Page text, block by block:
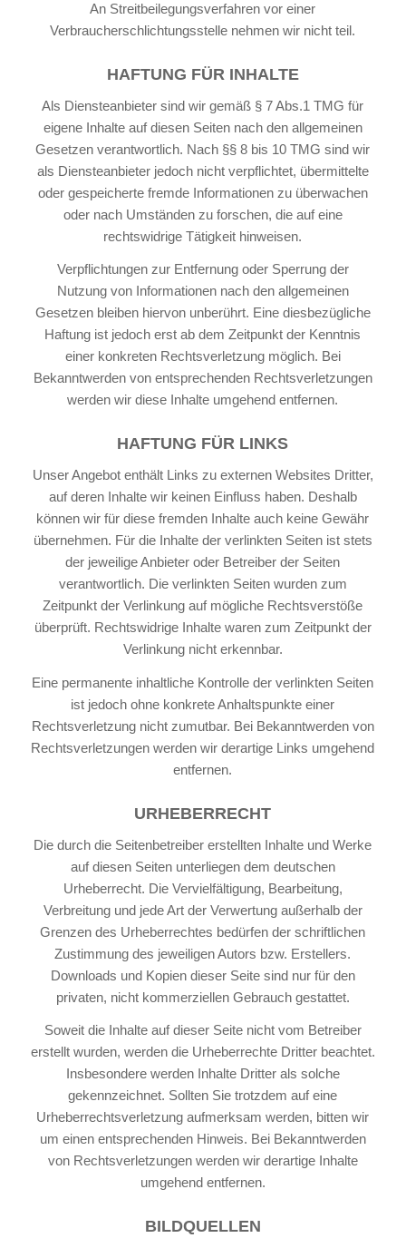
An Streitbeilegungsverfahren vor einer
Verbraucherschlichtungsstelle nehmen wir nicht teil.
HAFTUNG FÜR INHALTE
Als Diensteanbieter sind wir gemäß § 7 Abs.1 TMG für
eigene Inhalte auf diesen Seiten nach den allgemeinen
Gesetzen verantwortlich. Nach §§ 8 bis 10 TMG sind wir
als Diensteanbieter jedoch nicht verpflichtet, übermittelte
oder gespeicherte fremde Informationen zu überwachen
oder nach Umständen zu forschen, die auf eine
rechtswidrige Tätigkeit hinweisen.
Verpflichtungen zur Entfernung oder Sperrung der
Nutzung von Informationen nach den allgemeinen
Gesetzen bleiben hiervon unberührt. Eine diesbezügliche
Haftung ist jedoch erst ab dem Zeitpunkt der Kenntnis
einer konkreten Rechtsverletzung möglich. Bei
Bekanntwerden von entsprechenden Rechtsverletzungen
werden wir diese Inhalte umgehend entfernen.
HAFTUNG FÜR LINKS
Unser Angebot enthält Links zu externen Websites Dritter,
auf deren Inhalte wir keinen Einfluss haben. Deshalb
können wir für diese fremden Inhalte auch keine Gewähr
übernehmen. Für die Inhalte der verlinkten Seiten ist stets
der jeweilige Anbieter oder Betreiber der Seiten
verantwortlich. Die verlinkten Seiten wurden zum
Zeitpunkt der Verlinkung auf mögliche Rechtsverstöße
überprüft. Rechtswidrige Inhalte waren zum Zeitpunkt der
Verlinkung nicht erkennbar.
Eine permanente inhaltliche Kontrolle der verlinkten Seiten
ist jedoch ohne konkrete Anhaltspunkte einer
Rechtsverletzung nicht zumutbar. Bei Bekanntwerden von
Rechtsverletzungen werden wir derartige Links umgehend
entfernen.
URHEBERRECHT
Die durch die Seitenbetreiber erstellten Inhalte und Werke
auf diesen Seiten unterliegen dem deutschen
Urheberrecht. Die Vervielfältigung, Bearbeitung,
Verbreitung und jede Art der Verwertung außerhalb der
Grenzen des Urheberrechtes bedürfen der schriftlichen
Zustimmung des jeweiligen Autors bzw. Erstellers.
Downloads und Kopien dieser Seite sind nur für den
privaten, nicht kommerziellen Gebrauch gestattet.
Soweit die Inhalte auf dieser Seite nicht vom Betreiber
erstellt wurden, werden die Urheberrechte Dritter beachtet.
Insbesondere werden Inhalte Dritter als solche
gekennzeichnet. Sollten Sie trotzdem auf eine
Urheberrechtsverletzung aufmerksam werden, bitten wir
um einen entsprechenden Hinweis. Bei Bekanntwerden
von Rechtsverletzungen werden wir derartige Inhalte
umgehend entfernen.
BILDQUELLEN